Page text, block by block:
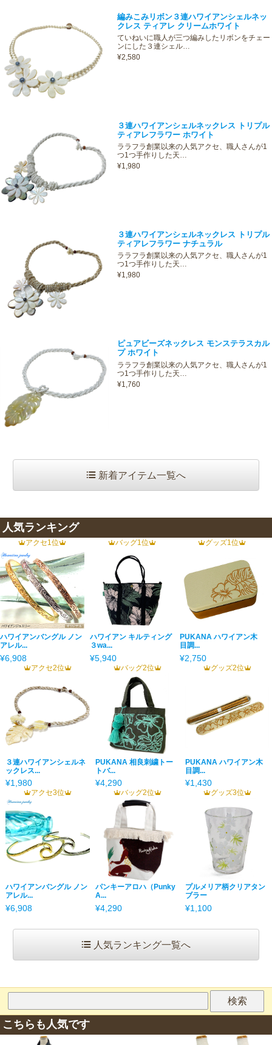
編みこみリボン３連ハワイアンシェルネッ
クレス ティアレ クリームホワイト
ていねいに職人が三つ編みしたリボンをチェー
ンにした３連シェル…
¥2,580
３連ハワイアンシェルネックレス トリプル
ティアレフラワー ホワイト
ララフラ創業以来の人気アクセ、職人さんが1
つ1つ手作りした天…
¥1,980
３連ハワイアンシェルネックレス トリプル
ティアレフラワー ナチュラル
ララフラ創業以来の人気アクセ、職人さんが1
つ1つ手作りした天…
¥1,980
ピュアビーズネックレス モンステラスカル
プ ホワイト
ララフラ創業以来の人気アクセ、職人さんが1
つ1つ手作りした天…
¥1,760
新着アイテム一覧へ
人気ランキング
アクセ1位
ハワイアンバングル ノン
アレル...
¥6,908
バッグ1位
ハワイアン キルティング
３wa...
¥5,940
グッズ1位
PUKANA ハワイアン木
目調...
¥2,750
アクセ2位
３連ハワイアンシェルネ
ックレス...
¥1,980
バッグ2位
PUKANA 相良刺繍トー
トバ...
¥4,290
グッズ2位
PUKANA ハワイアン木
目調...
¥1,430
アクセ3位
ハワイアンバングル ノン
アレル...
¥6,908
バッグ2位
パンキーアロハ（Punky
A...
¥4,290
グッズ3位
プルメリア柄クリアタン
ブラー
¥1,100
人気ランキング一覧へ
こちらも人気です